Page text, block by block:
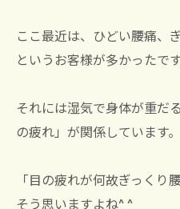
ここ最近は、ひどい腰痛、
というお客様が多かったです
それには湿気で身体が重だ
の疲れ」が関係しています。
「目の疲れが何故ぎっくり腰
そう思いますよね^ ^